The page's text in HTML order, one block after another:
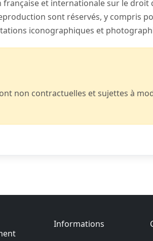
française et internationale sur le droit
sont réservés, y compris
iconographiques et
non contractuelles et sujettes à
Informations